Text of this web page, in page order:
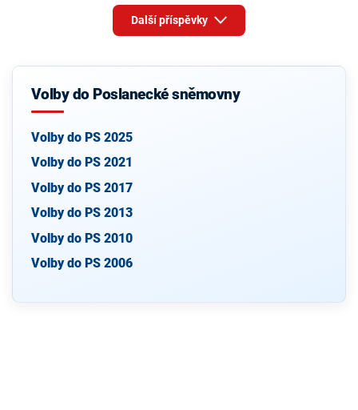
Další příspěvky
Volby do Poslanecké sněmovny
Volby do PS 2025
Volby do PS 2021
Volby do PS 2017
Volby do PS 2013
Volby do PS 2010
Volby do PS 2006